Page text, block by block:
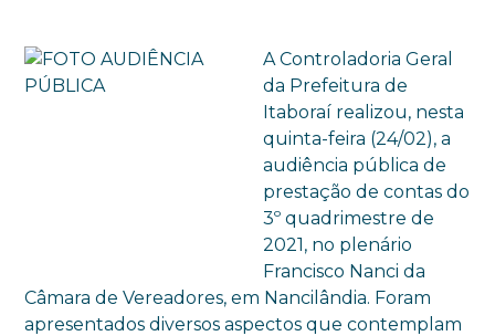
A Controladoria Geral
da Prefeitura de
Itaboraí realizou, nesta
quinta-feira (24/02), a
audiência pública de
prestação de contas do
3º quadrimestre de
2021, no plenário
Francisco Nanci da
Câmara de Vereadores, em Nancilândia. Foram
apresentados diversos aspectos que contemplam